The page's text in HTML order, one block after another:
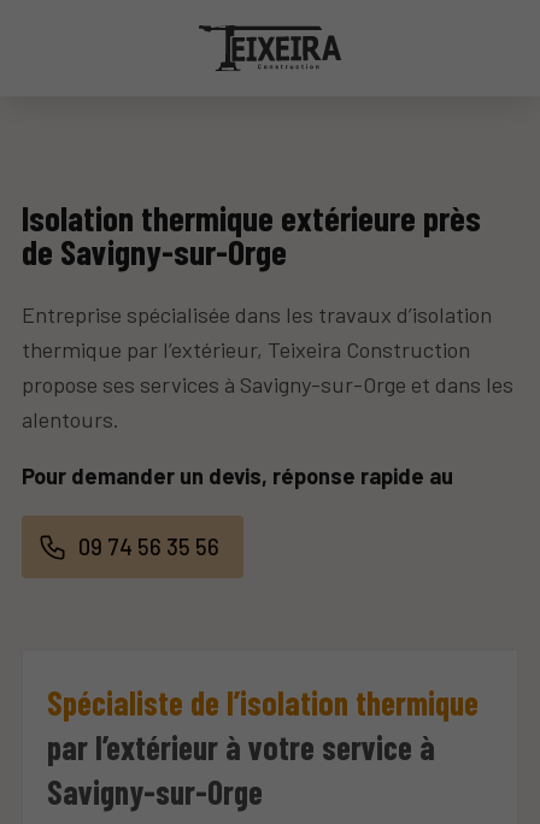
Isolation thermique extérieure près
de Savigny-sur-Orge
Entreprise spécialisée dans les travaux d’isolation
thermique par l’extérieur, Teixeira Construction
propose ses services à Savigny-sur-Orge et dans les
alentours.
Pour demander un devis, réponse rapide au
09 74 56 35 56
Spécialiste de l’isolation thermique
par l’extérieur à votre service à
Savigny-sur-Orge